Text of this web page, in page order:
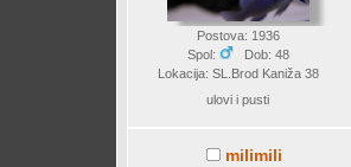
Postova: 1936
Spol:
Dob: 48
Lokacija: SL.Brod Kaniža 38
ulovi i pusti
milimili